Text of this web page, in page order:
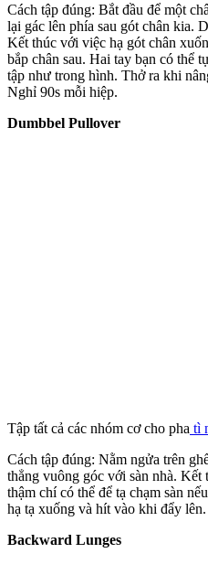
Cách tập đúng: Bắt đầu để một
lại gác lên phía sau gót chân kia.
Kết thúc với việc hạ gót chân
bắp chân sau. Hai tay bạn có thể
tập như trong hình. Thở ra khi
Nghỉ 90s mỗi hiệp.
Dumbbel Pullover
Tập tất cả các nhóm cơ cho pha tì
Cách tập đúng: Nằm ngửa trên
thẳng vuông góc với sàn nhà. Kết
thậm chí có thể để tạ chạm sàn
hạ tạ xuống và hít vào khi đẩy
Backward Lunges